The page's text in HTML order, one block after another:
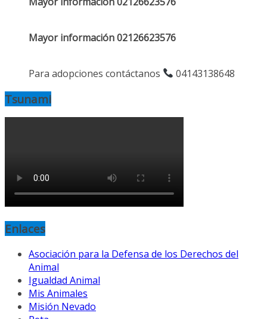
Mayor información 02126623576
Para adopciones contáctanos 04143138648
Tsunami
Enlaces
Asociación para la Defensa de los Derechos del
Animal
Igualdad Animal
Mis Animales
Misión Nevado